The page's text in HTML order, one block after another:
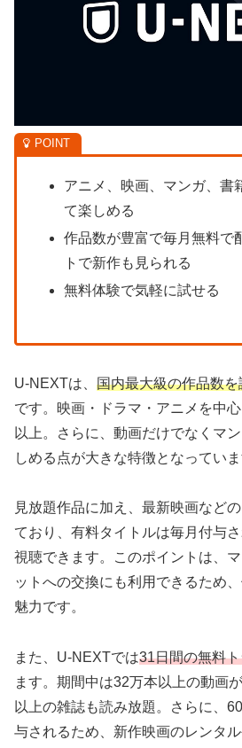
アニメ、映画、マンガ、書
て楽しめる
作品数が豊富で毎月無料で
トで新作も見られる
無料体験で気軽に試せる
U-NEXTは、 国内最大級の作品数
です。映画・ドラマ・アニメを中
以上。さらに、動画だけでなくマ
しめる点が大きな特徴となっていま
見放題作品に加え、最新映画など
ており、有料タイトルは毎月付与
視聴できます。このポイントは、
ットへの交換にも利用できるため
魅力です。
また、U-NEXTでは31日間の無料
ます。期間中は32万本以上の動画
以上の雑誌も読み放題。さらに、
与されるため、新作映画のレンタ